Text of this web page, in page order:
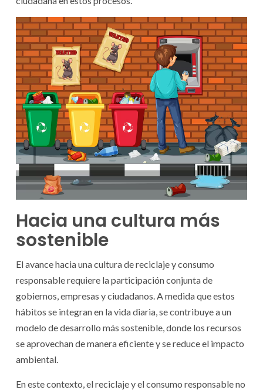
Hacia una cultura más
sostenible
El avance hacia una cultura de reciclaje y consumo
responsable requiere la participación conjunta de
gobiernos, empresas y ciudadanos. A medida que estos
hábitos se integran en la vida diaria, se contribuye a un
modelo de desarrollo más sostenible, donde los recursos
se aprovechan de manera eficiente y se reduce el impacto
ambiental.
En este contexto, el reciclaje y el consumo responsable no